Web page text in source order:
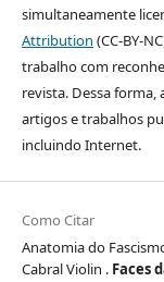
simultaneamente
Attribution (CC-BY-
trabalho com
revista. Dessa forma,
artigos e trabalhos
incluindo Internet.
Como Citar
Anatomia do
Cabral Violin . Faces